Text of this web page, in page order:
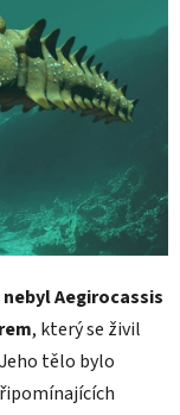
Aegirocassis
, který se živil
tělo bylo